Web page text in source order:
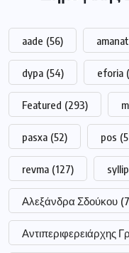
aade (56)
dypa (54) eforia
Featured (293)
pasxa (52) pos
revma (127)
Αλεξάνδρα Σδούκου
Αντιπεριφερειάρχης